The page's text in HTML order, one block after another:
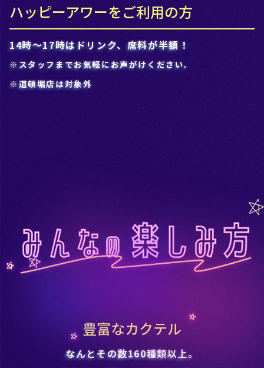
ハッピーアワーをご利用の方
14時～17時はドリンク、席料が半額！
※スタッフまでお気軽にお声がけください。
※道頓堀店は対象外
豊富なカクテル
なんとその数160種類以上。